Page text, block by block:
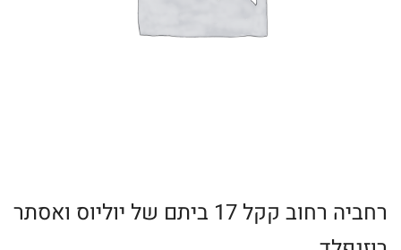
רחביה רחוב קקל 17 ביתם של יוליוס ואסתר